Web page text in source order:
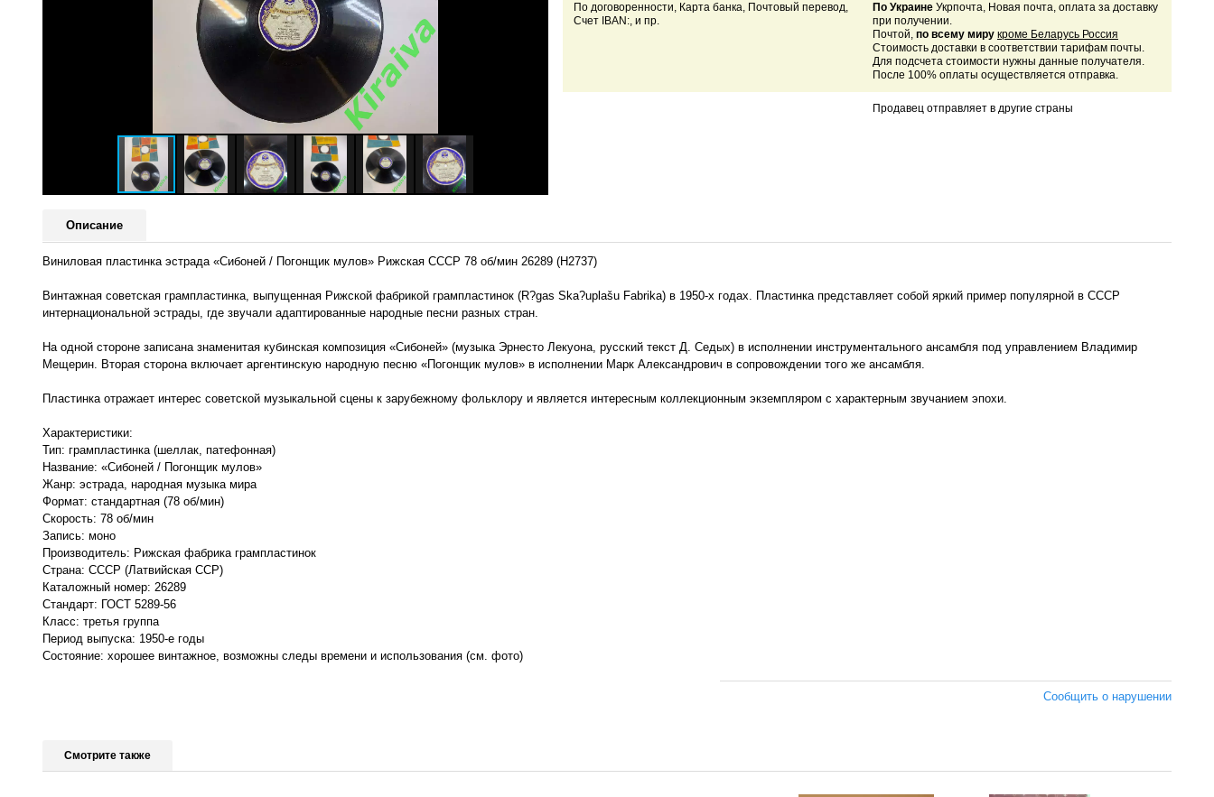
По договоренности, Карта банка, Почтовый перевод,
Счет IBAN:, и пр.
По УкраинеУкрпочта, Новая почта, оплата за доставку
при получении.
Почтой, по всему миру кроме Беларусь Россия
Стоимость доставки в соответствии тарифам почты.
Для подсчета стоимости нужны данные получателя.
После 100% оплаты осуществляется отправка.
Продавец отправляет в другие страны
Описание
Виниловая пластинка эстрада «Сибоней / Погонщик мулов» Рижская СССР 78 об/мин 26289 (Н2737)
Винтажная советская грампластинка, выпущенная Рижской фабрикой грампластинок (R?gas Ska?uplašu Fabrika) в 1950-х годах. Пластинка представляет собой яркий пример популярной в СССР
интернациональной эстрады, где звучали адаптированные народные песни разных стран.
На одной стороне записана знаменитая кубинская композиция «Сибоней» (музыка Эрнесто Лекуона, русский текст Д. Седых) в исполнении инструментального ансамбля под управлением Владимир
Мещерин. Вторая сторона включает аргентинскую народную песню «Погонщик мулов» в исполнении Марк Александрович в сопровождении того же ансамбля.
Пластинка отражает интерес советской музыкальной сцены к зарубежному фольклору и является интересным коллекционным экземпляром с характерным звучанием эпохи.
Характеристики:
Тип: грампластинка (шеллак, патефонная)
Название: «Сибоней / Погонщик мулов»
Жанр: эстрада, народная музыка мира
Формат: стандартная (78 об/мин)
Скорость: 78 об/мин
Запись: моно
Производитель: Рижская фабрика грампластинок
Страна: СССР (Латвийская ССР)
Каталожный номер: 26289
Стандарт: ГОСТ 5289-56
Класс: третья группа
Период выпуска: 1950-е годы
Состояние: хорошее винтажное, возможны следы времени и использования (см. фото)
Сообщить о нарушении
Смотрите также